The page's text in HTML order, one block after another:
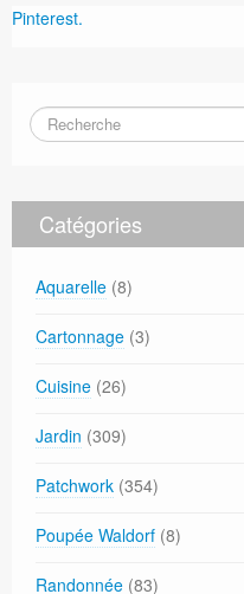
Pinterest.
Catégories
Aquarelle (8)
Cartonnage (3)
Cuisine (26)
Jardin (309)
Patchwork (354)
Poupée Waldorf (8)
Randonnée (83)